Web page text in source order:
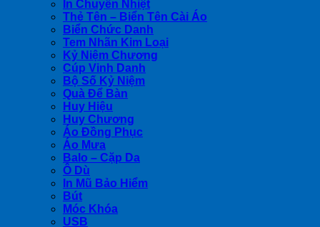
In Chuyển Nhiệt
Thẻ Tên – Biển Tên Cài Áo
Biển Chức Danh
Tem Nhãn Kim Loại
Kỷ Niệm Chương
Cúp Vinh Danh
Bộ Số Kỷ Niệm
Quà Để Bàn
Huy Hiệu
Huy Chương
Áo Đồng Phục
Áo Mưa
Balo – Cặp Da
Ô Dù
In Mũ Bảo Hiểm
Bút
Móc Khóa
USB